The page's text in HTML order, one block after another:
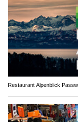
Restaurant Alpenblick